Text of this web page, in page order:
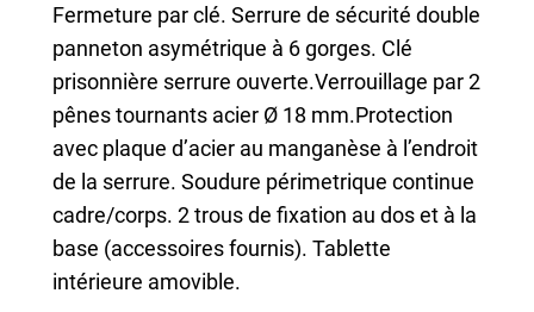
Fermeture par clé. Serrure de sécurité double
panneton asymétrique à 6 gorges. Clé
prisonnière serrure ouverte.Verrouillage par 2
pênes tournants acier Ø 18 mm.Protection
avec plaque d’acier au manganèse à l’endroit
de la serrure. Soudure périmetrique continue
cadre/corps. 2 trous de fixation au dos et à la
base (accessoires fournis). Tablette
intérieure amovible.